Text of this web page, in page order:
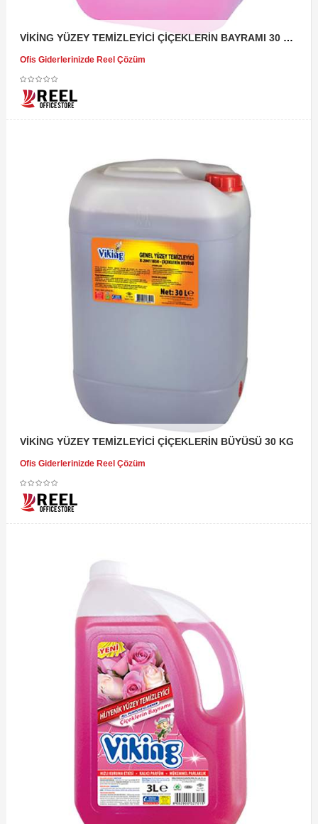
VİKİNG YÜZEY TEMİZLEYİCİ ÇİÇEKLERİN BAYRAMI 30 KG
Ofis Giderlerinizde Reel Çözüm
VİKİNG YÜZEY TEMİZLEYİCİ ÇİÇEKLERİN BÜYÜSÜ 30 KG
Ofis Giderlerinizde Reel Çözüm